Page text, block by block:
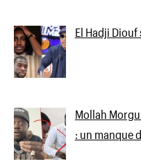
El Hadji Diouf
Mollah
: un manque